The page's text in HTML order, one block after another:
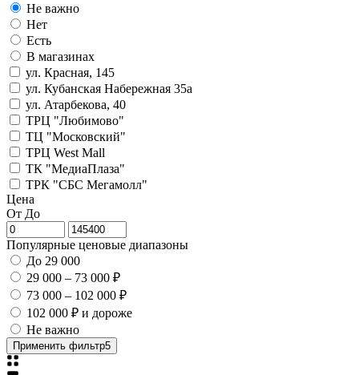
Не важно
Нет
Есть
В магазинах
ул. Красная, 145
ул. Кубанская Набережная 35а
ул. Атарбекова, 40
ТРЦ "Любимово"
ТЦ "Московский"
ТРЦ West Mall
ТК "МедиаПлаза"
ТРК "СБС Мегамолл"
Цена
От До
Популярные ценовые диапазоны
До 29 000
29 000 – 73 000 ₽
73 000 – 102 000 ₽
102 000 ₽ и дороже
Не важно
Применить фильтр5